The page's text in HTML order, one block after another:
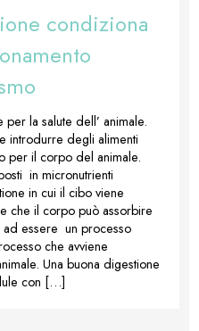
condiziona
per la salute dell’ animale.
introdurre degli alimenti
per il corpo del animale.
in micronutrienti
in cui il cibo viene
che il corpo può assorbire
ad essere un processo
che avviene
Una buona digestione
con […]